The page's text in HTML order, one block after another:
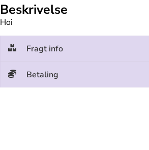
Beskrivelse
Hoi
Fragt info
Betaling